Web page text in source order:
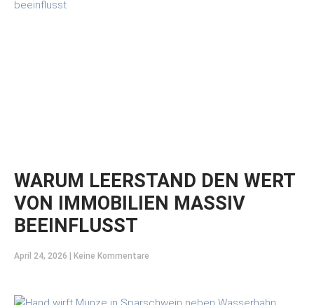
WARUM LEERSTAND DEN WERT
VON IMMOBILIEN MASSIV
BEEINFLUSST
April 24, 2026 Keine Kommentare